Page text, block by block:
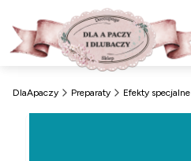
DlaApaczy Preparaty Efekty specjalne